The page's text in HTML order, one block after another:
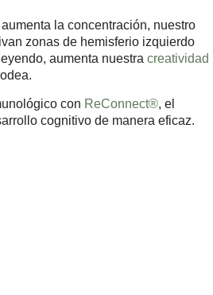
la concentración, nuestro
zonas de hemisferio izquierdo
aumenta nuestra creatividad
con ReConnect®, el
cognitivo de manera eficaz.